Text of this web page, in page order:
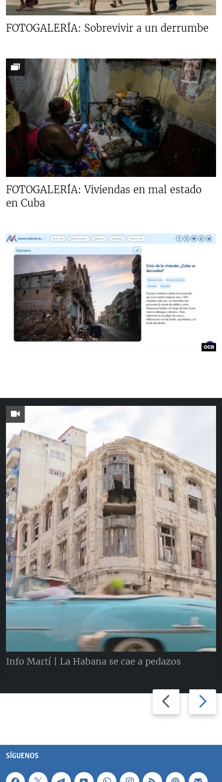
FOTOGALERÍA: Sobrevivir a un derrumbe
FOTOGALERÍA: Viviendas en mal estado
en Cuba
Previous
slide
Next
slide
Info Martí | La Habana se cae a pedazos
SÍGUENOS